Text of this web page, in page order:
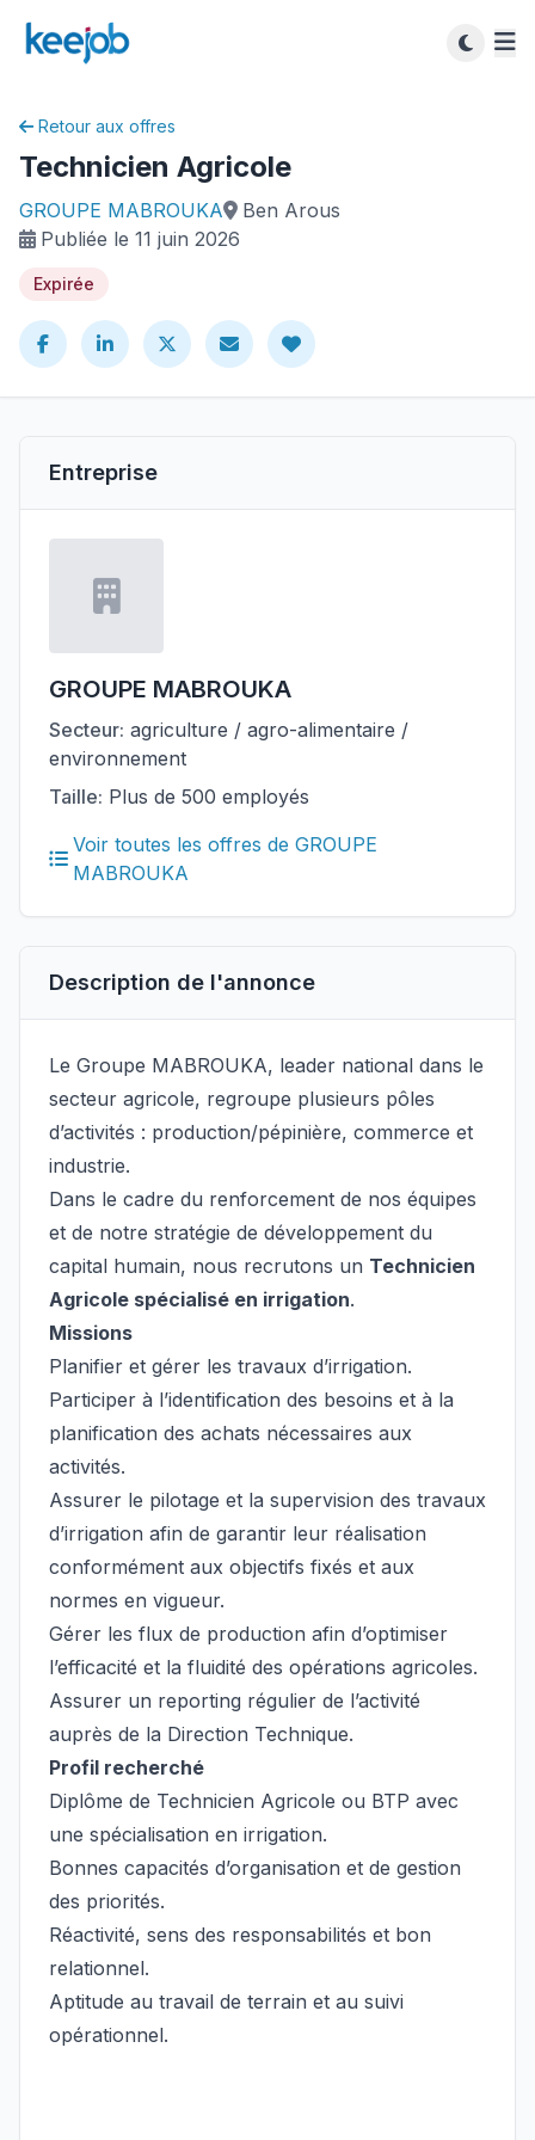
Retour aux offres
Technicien Agricole
GROUPE MABROUKA
Ben Arous
Publiée le 11 juin 2026
Expirée
Entreprise
GROUPE MABROUKA
Secteur: agriculture / agro-alimentaire /
environnement
Taille: Plus de 500 employés
Voir toutes les offres de GROUPE
MABROUKA
Description de l'annonce
Le Groupe MABROUKA, leader national dans le
secteur agricole, regroupe plusieurs pôles
d’activités : production/pépinière, commerce et
industrie.
Dans le cadre du renforcement de nos équipes
et de notre stratégie de développement du
capital humain, nous recrutons un Technicien
Agricole spécialisé en irrigation.
Missions
Planifier et gérer les travaux d’irrigation.
Participer à l’identification des besoins et à la
planification des achats nécessaires aux
activités.
Assurer le pilotage et la supervision des travaux
d’irrigation afin de garantir leur réalisation
conformément aux objectifs fixés et aux
normes en vigueur.
Gérer les flux de production afin d’optimiser
l’efficacité et la fluidité des opérations agricoles.
Assurer un reporting régulier de l’activité
auprès de la Direction Technique.
Profil recherché
Diplôme de Technicien Agricole ou BTP avec
une spécialisation en irrigation.
Bonnes capacités d’organisation et de gestion
des priorités.
Réactivité, sens des responsabilités et bon
relationnel.
Aptitude au travail de terrain et au suivi
opérationnel.